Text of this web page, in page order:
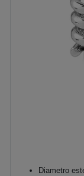
Diametro